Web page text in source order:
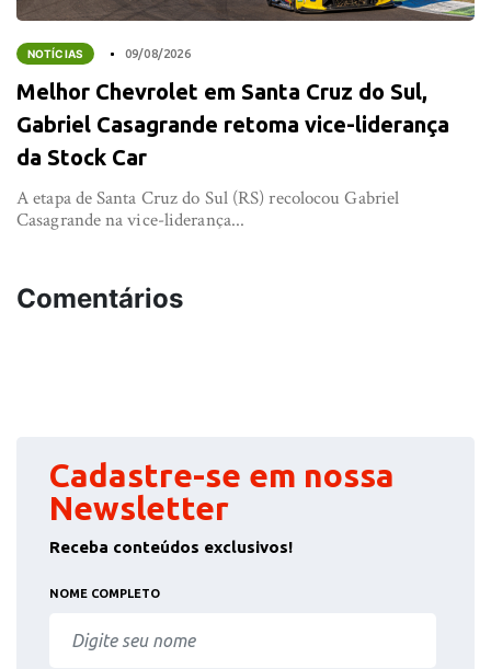
NOTÍCIAS 09/08/2026
Melhor Chevrolet em Santa Cruz do Sul,
Gabriel Casagrande retoma vice-liderança
da Stock Car
A etapa de Santa Cruz do Sul (RS) recolocou Gabriel
Casagrande na vice-liderança...
Comentários
Cadastre-se em nossa
Newsletter
Receba conteúdos exclusivos!
NOME COMPLETO